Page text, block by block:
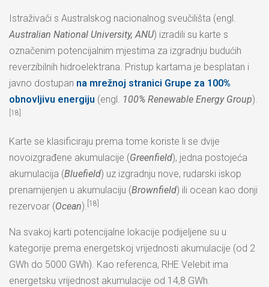
Istraživači s Australskog nacionalnog sveučilišta (engl.
Australian National University, ANU) izradili su karte s
označenim potencijalnim mjestima za izgradnju budućih
reverzibilnih hidroelektrana. Pristup kartama je besplatan i
javno dostupan na mrežnoj stranici Grupe za 100%
obnovljivu energiju (engl. 100% Renewable Energy Group).
[18]
Karte se klasificiraju prema tome koriste li se dvije
novoizgrađene akumulacije (Greenfield), jedna postojeća
akumulacija (Bluefield) uz izgradnju nove, rudarski iskop
prenamijenjen u akumulaciju (Brownfield) ili ocean kao donji
rezervoar (Ocean). [18]
Na svakoj karti potencijalne lokacije podijeljene su u
kategorije prema energetskoj vrijednosti akumulacije (od 2
GWh do 5000 GWh). Kao referenca, RHE Velebit ima
energetsku vrijednost akumulacije od 14,8 GWh.